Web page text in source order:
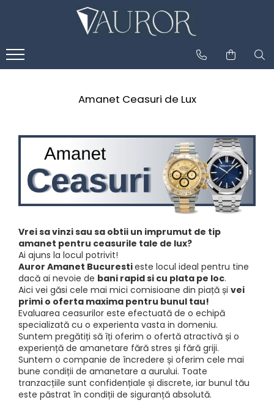
Amanet Ceasuri de Lux
Vrei sa vinzi sau sa obtii un imprumut de tip
amanet pentru ceasurile tale de lux?
Ai ajuns la locul potrivit!
Auror Amanet Bucurestieste locul ideal pentru tine
dacă ai nevoie de bani rapid si cu plata pe loc.
Aici vei găsi cele mai mici comisioane din piață și vei
primi o oferta maxima pentru bunul tau!
Evaluarea ceasurilor este efectuată de o echipă
specializată cu o experienta vasta in domeniu.
Suntem pregătiți să îți oferim o ofertă atractivă și o
experiență de amanetare fără stres și fără griji.
Suntem o companie de încredere și oferim cele mai
bune condiții de amanetare a aurului. Toate
tranzacțiile sunt confidențiale și discrete, iar bunul tău
este păstrat în condiții de siguranță absolută.